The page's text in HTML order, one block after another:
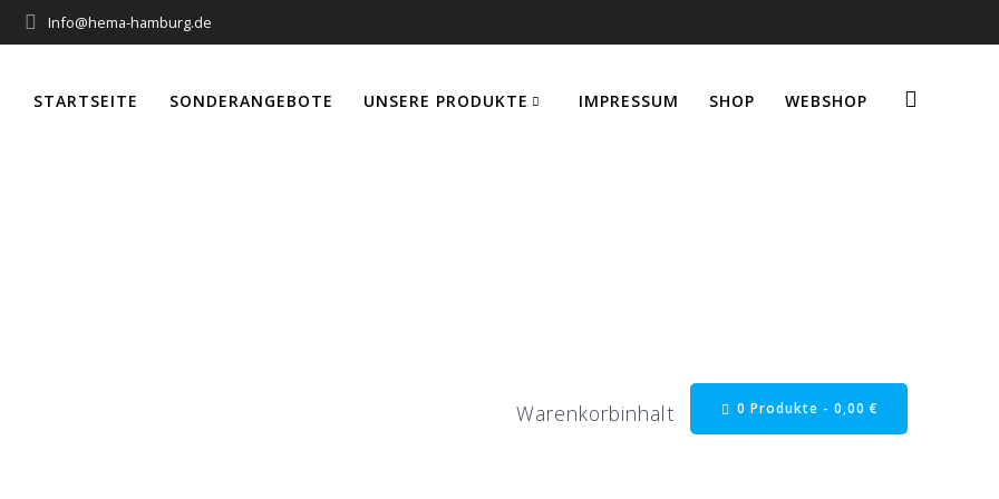
Info@hema-hamburg.de
STARTSEITE SONDERANGEBOTE UNSERE PRODUKTE IMPRESSUM SHOP WEBSHOP
Warenkorbinhalt 0 Produkte - 0,00 €